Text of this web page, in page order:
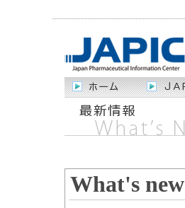
What's new